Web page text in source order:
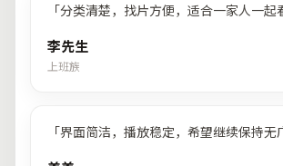
「分类清楚，找片方便，适合一家人一起
李先生
上班族
「界面简洁，播放稳定，希望继续保持无